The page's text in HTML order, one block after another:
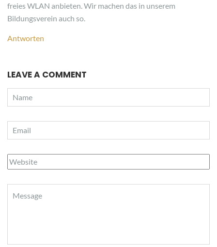
freies WLAN anbieten. Wir machen das in unserem
Bildungsverein auch so.
Antworten
LEAVE A COMMENT